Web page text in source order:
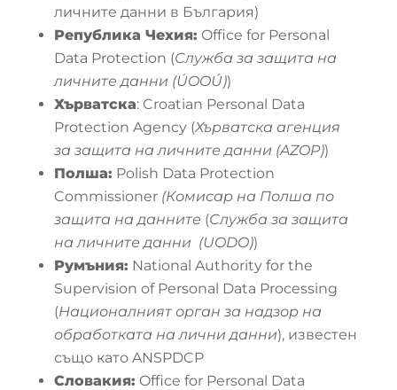
личните данни в България)
Република Чехия: Office for Personal
Data Protection (Служба за защита на
личните данни (ÚOOÚ))
Хърватска: Croatian Personal Data
Protection Agency (Хърватска агенция
за защита на личните данни (AZOP))
Полша: Polish Data Protection
Commissioner (Комисар на Полша по
защита на данните (Служба за защита
на личните данни (UODO))
Румъния: National Authority for the
Supervision of Personal Data Processing
(Националният орган за надзор на
обработката на лични данни), известен
също като ANSPDCP
Словакия: Office for Personal Data